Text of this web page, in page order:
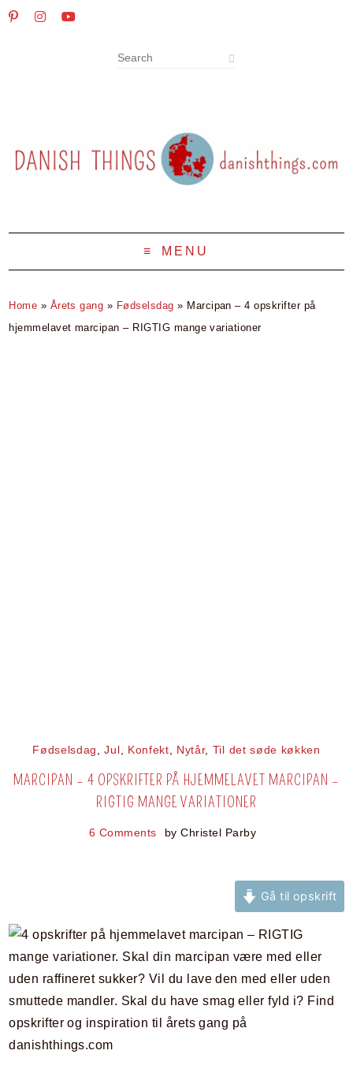
MENU
Home » Årets gang » Fødselsdag » Marcipan – 4 opskrifter på
hjemmelavet marcipan – RIGTIG mange variationer
Fødselsdag ,Jul , Konfekt, Nytår, Til det søde køkken
MARCIPAN – 4 OPSKRIFTER PÅ HJEMMELAVET MARCIPAN –
RIGTIG MANGE VARIATIONER
6 Comments byChristel Parby
Gå til opskrift